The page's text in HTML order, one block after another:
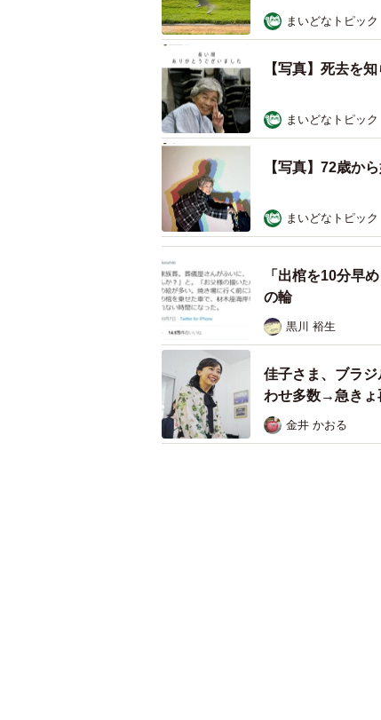
まいどなトピック
【写真】死去を
まいどなトピック
【写真】72歳か
まいどなトピック
「出棺を10分早
の輪
黒川 裕生
佳子さま、ブラ
わせ多数→急きょ
金井 かおる